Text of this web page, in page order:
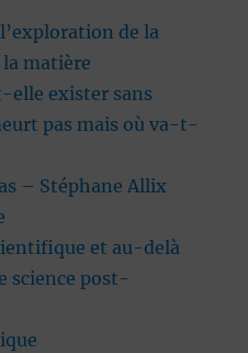
de la
la matière
elle exister sans
pas mais où va-t-
– Stéphane Allix
et au-delà
science post-